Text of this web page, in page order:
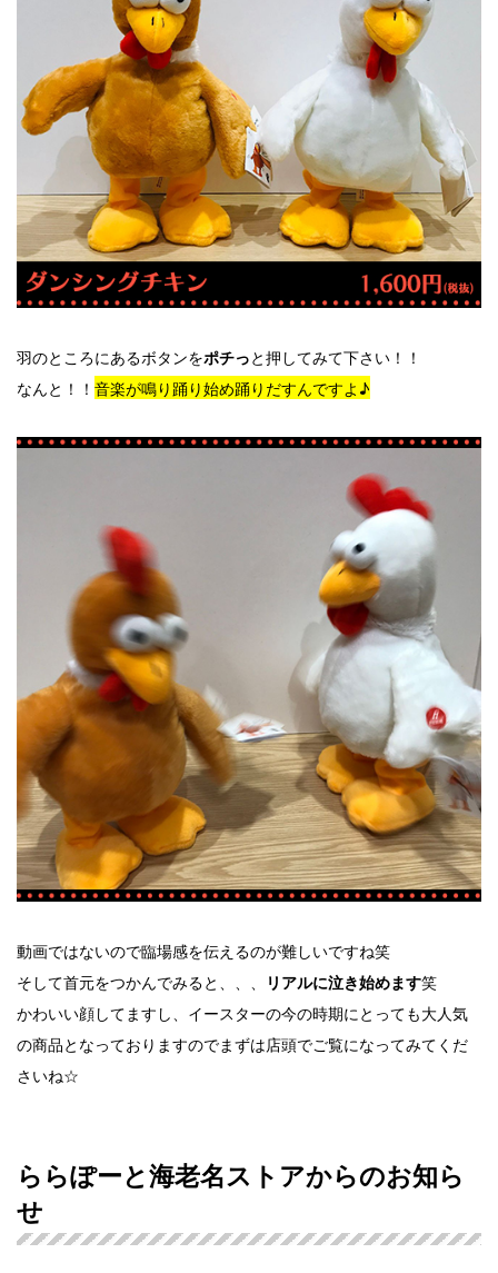
羽のところにあるボタンをポチっと押してみて下さい！！
なんと！！ 音楽が鳴り踊り始め踊りだすんですよ♪
動画ではないので臨場感を伝えるのが難しいですね笑
そして首元をつかんでみると、、、
リアルに泣き始めます笑
かわいい顔してますし、イースターの今の時期にとっても大人気
の商品となっておりますのでまずは店頭でご覧になってみてくだ
さいね☆
ららぽーと海老名ストアからのお知ら
せ